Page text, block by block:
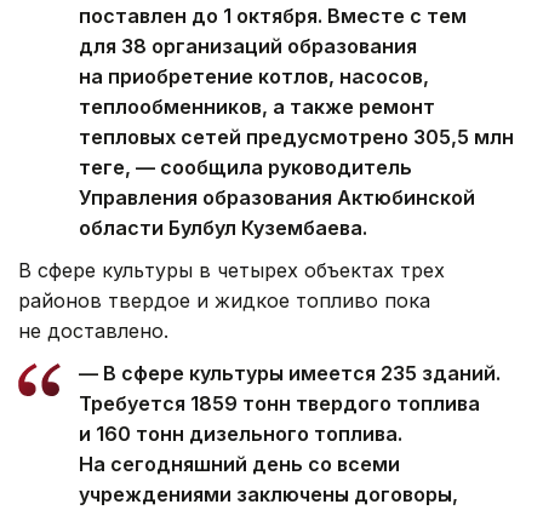
поставлен до 1 октября. Вместе с тем
для 38 организаций образования
на приобретение котлов, насосов,
теплообменников, а также ремонт
тепловых сетей предусмотрено 305,5 млн
теңге, — сообщила руководитель
Управления образования Актюбинской
области Булбул Кузембаева.
В сфере культуры в четырех объектах трех
районов твердое и жидкое топливо пока
не доставлено.
— В сфере культуры имеется 235 зданий.
Требуется 1859 тонн твердого топлива
и 160 тонн дизельного топлива.
На сегодняшний день со всеми
учреждениями заключены договоры,